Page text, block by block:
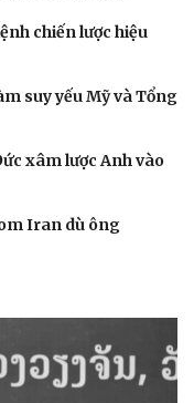
chiến lược hiệu
suy yếu Mỹ và Tổng
xâm lược Anh vào
Iran dù ông